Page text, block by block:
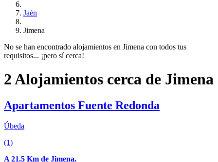
Jaén
Jimena
No se han encontrado alojamientos en Jimena con todos tus
requisitos... ¡pero sí cerca!
2 Alojamientos cerca de Jimena
Apartamentos Fuente Redonda
Úbeda
(1)
A 21.5 Km de Jimena.